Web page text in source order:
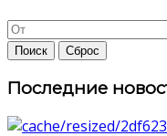
Последние